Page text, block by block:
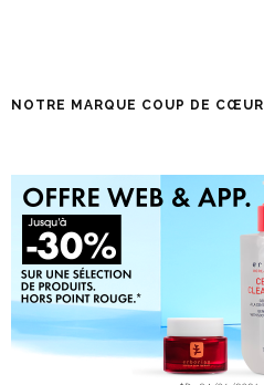
NOTRE MARQUE COUP DE CŒUR